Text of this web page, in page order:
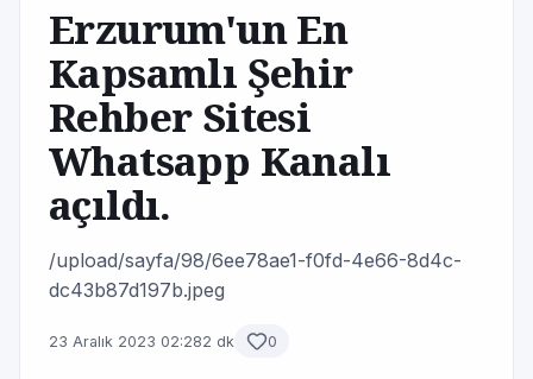
Erzurum'un En
Kapsamlı Şehir
Rehber Sitesi
Whatsapp Kanalı
açıldı.
/upload/sayfa/98/6ee78ae1-f0fd-4e66-8d4c-
dc43b87d197b.jpeg
23 Aralık 2023 02:282 dk 0